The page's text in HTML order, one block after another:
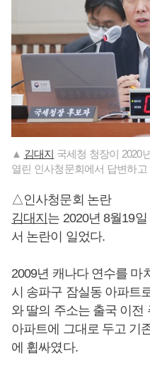
▲ 김대지 국세청 청장이 2020
열린 인사청문회에서 답변하
△인사청문회 논란
김대지는 2020년 8월19
서 논란이 일었다.
2009년 캐나다 연수를 마
시 송파구 잠실동 아파트
와 딸의 주소는 출국 이전
아파트에 그대로 두고 기
에 휩싸였다.